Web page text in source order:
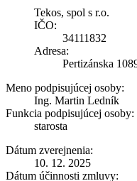
Tekos, spol s r.o.
IČO:
34111832
Adresa:
Pertizánska
Meno podpisujúcej osoby:
Ing. Martin Ledník
Funkcia podpisujúcej osoby:
starosta
Dátum zverejnenia:
10. 12. 2025
Dátum účinnosti zmluvy: